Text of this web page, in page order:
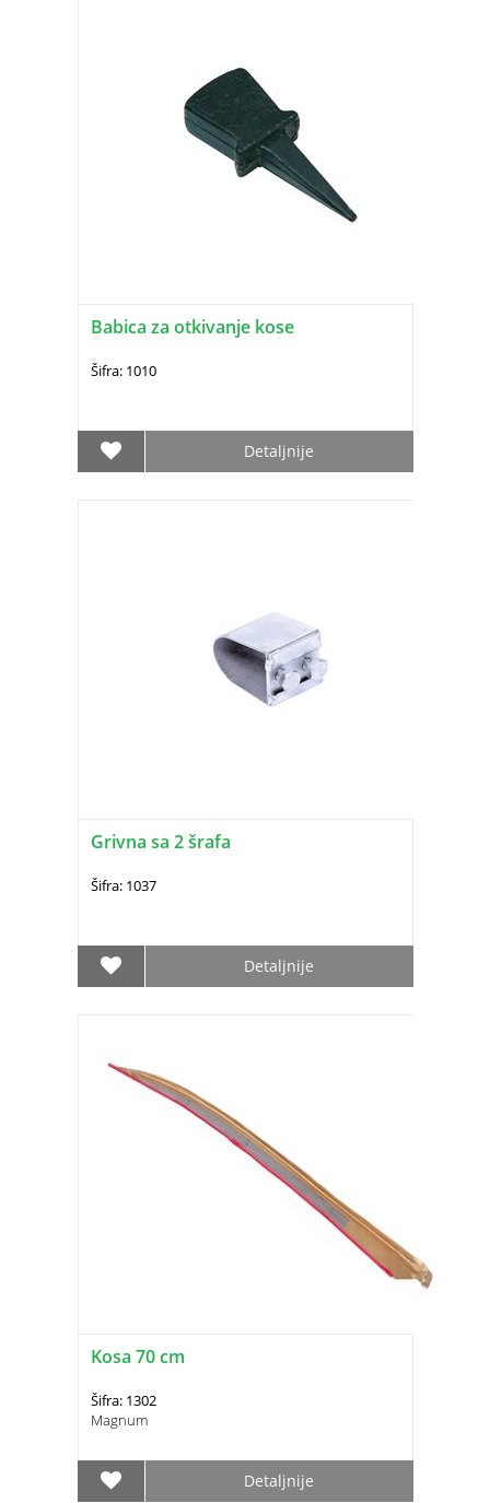
Babica za otkivanje kose
Šifra: 1010
Detaljnije
Grivna sa 2 šrafa
Šifra: 1037
Detaljnije
Kosa 70 cm
Šifra: 1302
Magnum
Detaljnije